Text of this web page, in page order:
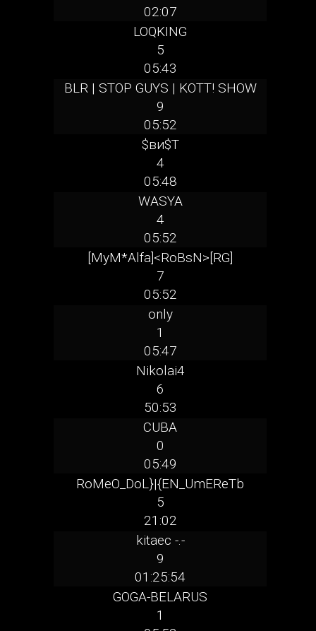
02:07
LOQKING
5
05:43
BLR | STOP GUYS | KOTT! SHOW
9
05:52
$ви$T
4
05:48
WASYA
4
05:52
[MyM*Alfa]<RoBsN>[RG]
7
05:52
only
1
05:47
Nikolai4
6
50:53
CUBA
0
05:49
RoMeO_DoL}|{EN_UmEReTb
5
21:02
kitaec -.-
9
01:25:54
GOGA-BELARUS
1